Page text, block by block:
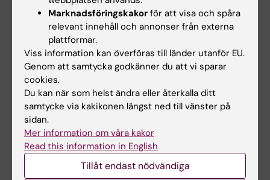
samband med ordinarie examination. Därefter
ges möjlighet till examination vid ytterligare
fem tillfällen. Om studenten genomfört sex
underkända inlämningar ges inte något
ytterligare examinationstillfälle. Som
examinationstillfälle räknas de gånger
studenten deltagit i ett och samma prov. För
sent inlämnade examinationsuppgifter
beaktas ej. Studenter som inte lämnat in i tid
hänvisas till omtentamenstillfälle.
Marknadsföringskakor för att visa och spåra
relevant innehåll och annonser från externa
plattformar.
Viss information kan överföras till länder utanför EU.
Genom att samtycka godkänner du att vi sparar
cookies.
Du kan när som helst ändra eller återkalla ditt
samtycke via kakikonen längst ned till vänster på
sidan.
Mer information om våra kakor
Read this information in English
Tillåt endast nödvändiga